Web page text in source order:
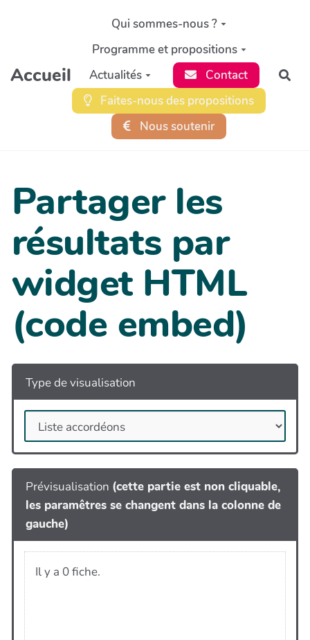
Aller au contenu principal
Accueil
Qui sommes-nous ?
Programme et propositions
Actualités
Contact
Faites-nous des propositions
Nous soutenir
Partager les
résultats par
widget HTML
(code embed)
Type de visualisation
Prévisualisation (cette partie est non cliquable,
les paramêtres se changent dans la colonne de
gauche)